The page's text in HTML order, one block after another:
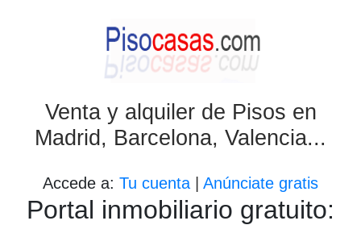
Venta y alquiler de Pisos en
Madrid, Barcelona, Valencia...
Accede a: Tu cuenta Anúnciate gratis
Portal inmobiliario gratuito: